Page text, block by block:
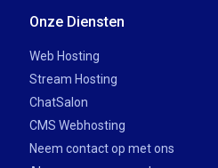
Onze Diensten
Web Hosting
Stream Hosting
ChatSalon
CMS Webhosting
Neem contact op met ons